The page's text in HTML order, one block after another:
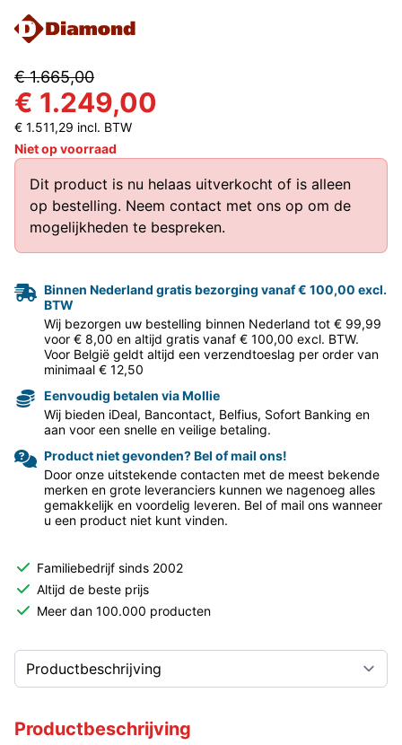
€ 1.665,00
€ 1.249,00
€ 1.511,29 incl. BTW
Niet op voorraad
Dit product is nu helaas uitverkocht of is alleen
op bestelling. Neem contact met ons op om de
mogelijkheden te bespreken.
Binnen Nederland gratis bezorging vanaf € 100,00 excl.
BTW
Wij bezorgen uw bestelling binnen Nederland tot € 99,99
voor € 8,00 en altijd gratis vanaf € 100,00 excl. BTW.
Voor België geldt altijd een verzendtoeslag per order van
minimaal € 12,50
Eenvoudig betalen via Mollie
Wij bieden iDeal, Bancontact, Belfius, Sofort Banking en
aan voor een snelle en veilige betaling.
Product niet gevonden? Bel of mail ons!
Door onze uitstekende contacten met de meest bekende
merken en grote leveranciers kunnen we nagenoeg alles
gemakkelijk en voordelig leveren. Bel of mail ons wanneer
u een product niet kunt vinden.
Familiebedrijf sinds 2002
Altijd de beste prijs
Meer dan 100.000 producten
Productbeschrijving